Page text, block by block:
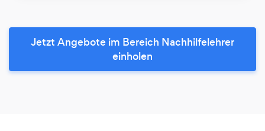
Jetzt Angebote im Bereich Nachhilfelehrer
einholen